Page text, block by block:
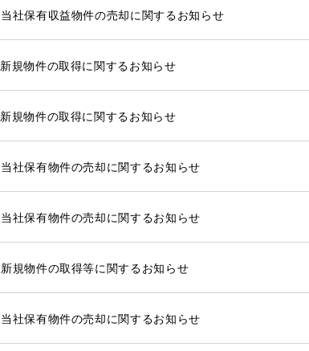
当社保有収益物件の売却に関するお知らせ
新規物件の取得に関するお知らせ
新規物件の取得に関するお知らせ
当社保有物件の売却に関するお知らせ
当社保有物件の売却に関するお知らせ
新規物件の取得等に関するお知らせ
当社保有物件の売却に関するお知らせ